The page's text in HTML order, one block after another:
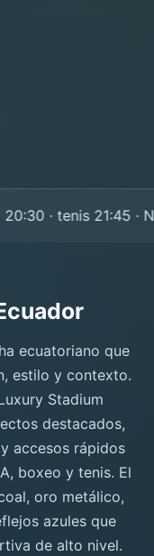
· tenis 21:45 ·
ecuatoriano que
estilo y contexto.
Stadium
destacados,
accesos rápidos
boxeo y tenis. El
oro metálico,
azules que
de alto nivel.